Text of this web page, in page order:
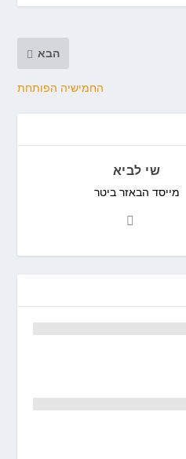
הבא
החמישיה הפותחת
שי לביא
מייסד הבאזר ביטר